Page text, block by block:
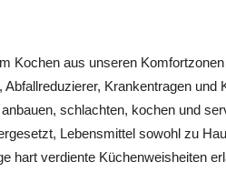
Kochen aus unseren
Krankentragen und
schlachten, kochen und
Lebensmittel sowohl zu
hart verdiente Küchenweisheiten